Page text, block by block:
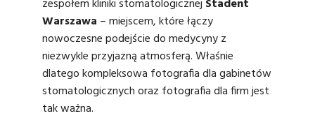
zespołem kliniki stomatologicznej Stadent
Warszawa – miejscem, które łączy
nowoczesne podejście do medycyny z
niezwykle przyjazną atmosferą. Właśnie
dlatego kompleksowa fotografia dla gabinetów
stomatologicznych oraz fotografia dla firm jest
tak ważna.